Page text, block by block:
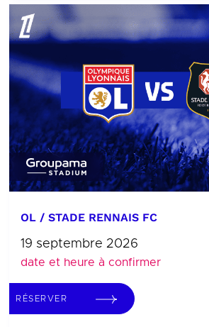
OL / STADE RENNAIS FC
19 septembre 2026
date et heure à confirmer
RÉSERVER